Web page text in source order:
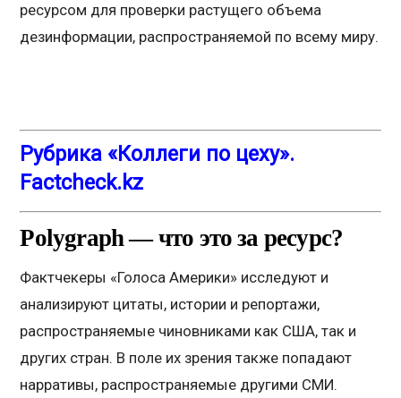
ресурсом для проверки растущего объема
дезинформации, распространяемой по всему миру.
Рубрика «Коллеги по цеху».
Factcheck.kz
Polygraph— что это за ресурс?
Фактчекеры «Голоса Америки» исследуют и
анализируют цитаты, истории и репортажи,
распространяемые чиновниками как США, так и
других стран. В поле их зрения также попадают
нарративы, распространяемые другими СМИ.